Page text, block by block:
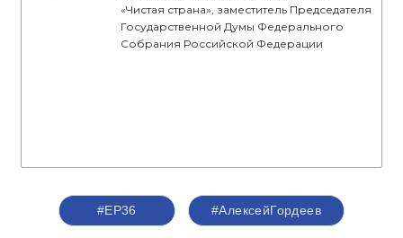
«Чистая страна», заместитель Председателя
Государственной Думы Федерального
Собрания Российской Федерации
#ЕР36 #АлексейГордеев